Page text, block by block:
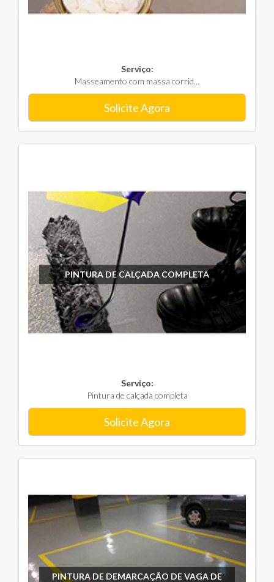
Serviço:
Masseamento com massa corrid...
Solicite Agora
PINTURA DE CALÇADA COMPLETA
Serviço:
Pintura de calçada completa
Solicite Agora
PINTURA DE DEMARCAÇÃO DE VAGA DE